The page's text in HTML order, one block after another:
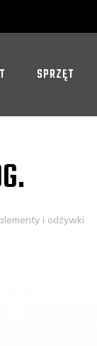
SPRZĘT
i odżywki